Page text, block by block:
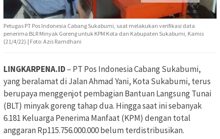
Petugas PT Pos Indonesia Cabang Sukabumi, saat melakukan verifikasi data
penerima BLR Minyak Goreng untuk KPM Kota dan Kabupaten Sukabumi, Kamis
(21/4/22).| Foto: Azis Ramdhani
LINGKARPENA.ID– PT Pos Indonesia Cabang Sukabumi,
yang beralamat di Jalan Ahmad Yani, Kota Sukabumi, terus
berupaya menggenjot pembagian Bantuan Langsung Tunai
(BLT) minyak goreng tahap dua. Hingga saat ini sebanyak
6.181 Keluarga Penerima Manfaat (KPM) dengan total
anggaran Rp115.756.000.000 belum terdistribusikan.